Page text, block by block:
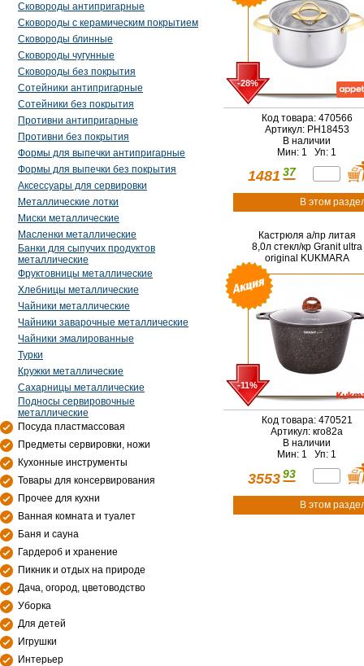
Сковороды антипригарные
Сковороды с керамическим покрытием
Сковороды блинные
Сковороды чугунные
Сковороды без покрытия
Сотейники антипригарные
Сотейники без покрытия
Противни антипригарные
Противни без покрытия
Формы для выпечки антипригарные
Формы для выпечки без покрытия
Аксессуары для сервировки
Металлические лотки
Миски металлические
Масленки металлические
Банки для сыпучих продуктов
металлические
Фруктовницы металлические
Хлебницы металлические
Чайники металлические
Чайники заварочные металлические
Чайники эмалированные
Турки
Кружки металлические
Сахарницы металлические
Подносы сервировочные
металлические
Посуда пластмассовая
Предметы сервировки, ножи
Кухонные инструменты
Товары для консервирования
Прочее для кухни
Ванная комната и туалет
Баня и сауна
Гардероб и хранение
Пикник и отдых на природе
Дача, огород, цветоводство
Уборка
Для детей
Игрушки
Интерьер
-28%
Код товара: 470566
Артикул: PH18453
В наличии
Мин: 1 Уп: 1
1481 37
В этом
Кастрюля а/пр литая
8,0л стекл/кр Granit ultra
original KUKMARA
-11%
Код товара: 470521
Артикул: кго82а
В наличии
Мин: 1 Уп: 1
3553 93
В этом